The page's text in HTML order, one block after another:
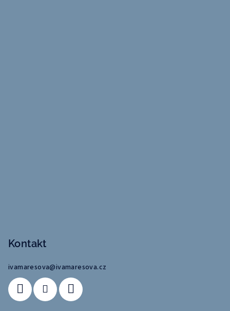
Kontakt
ivamaresova@ivamaresova.cz